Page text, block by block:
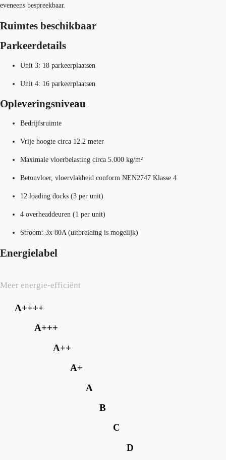
eveneens bespreekbaar.
Ruimtes beschikbaar
Parkeerdetails
Unit 3: 18 parkeerplaatsen
Unit 4: 16 parkeerplaatsen
Opleveringsniveau
Bedrijfsruimte
Vrije hoogte circa 12.2 meter
Maximale vloerbelasting circa 5.000 kg/m²
Betonvloer, vloervlakheid conform NEN2747 Klasse 4
12 loading docks (3 per unit)
4 overheaddeuren (1 per unit)
Stroom: 3x 80A (uitbreiding is mogelijk)
Energielabel
Meer energie-efficiënt
A++++
A+++
A++
A+
A
B
C
D